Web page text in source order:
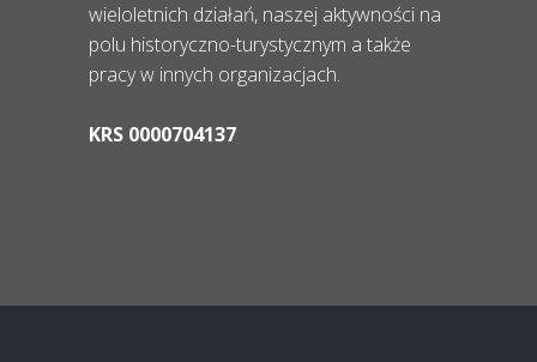
wieloletnich działań, naszej aktywności na
polu historyczno-turystycznym a także
pracy w innych organizacjach.
KRS 0000704137